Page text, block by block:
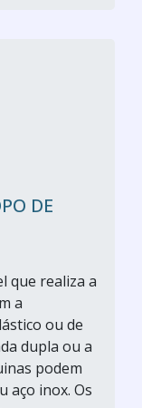
DE
que realiza a
a
ou de
dupla ou a
podem
aço inox. Os